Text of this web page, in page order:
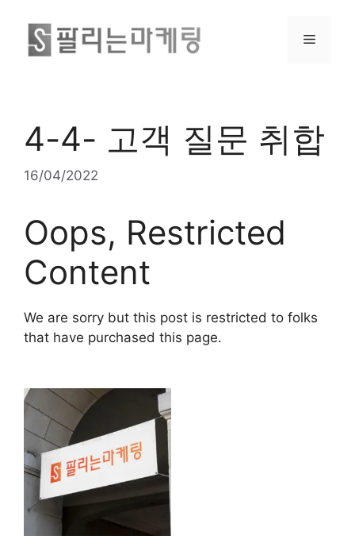
4-4- 고객 질문 취합
16/04/2022
Oops, Restricted
Content
We are sorry but this post is restricted to folks
that have purchased this page.